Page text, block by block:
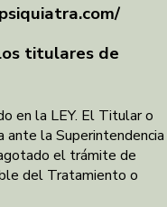
titulares de
en la LEY. El Titular o
ante la Superintendencia
el trámite de
del Tratamiento o